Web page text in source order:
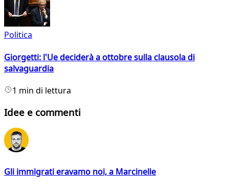
Politica
Giorgetti: l'Ue deciderà a ottobre sulla clausola di
salvaguardia
1 min di lettura
Idee e commenti
Gli immigrati eravamo noi, a Marcinelle